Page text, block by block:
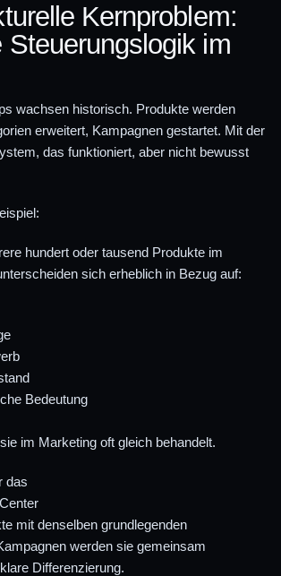
Kernproblem:
Steuerungslogik im
wachsen historisch. Produkte werden
erweitert, Kampagnen gestartet. Mit der
das funktioniert, aber nicht bewusst
hundert oder tausend Produkte im
sich erheblich in Bezug auf:
Bedeutung
im Marketing oft gleich behandelt.
das
mit denselben grundlegenden
werden sie gemeinsam
Differenzierung.